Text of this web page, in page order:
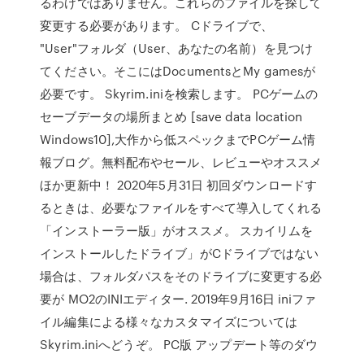
変更する必要があります。 Cドライブで、
"User"フォルダ（User、あなたの名前）を見つけ
てください。そこにはDocumentsとMy gamesが
必要です。 Skyrim.iniを検索します。 PCゲームの
セーブデータの場所まとめ [save data location
Windows10],大作から低スペックまでPCゲーム情
報ブログ。無料配布やセール、レビューやオススメ
ほか更新中！ 2020年5月31日 初回ダウンロードす
るときは、必要なファイルをすべて導入してくれる
「インストーラー版」がオススメ。 スカイリムを
インストールしたドライブ」がCドライブではない
場合は、フォルダパスをそのドライブに変更する必
要が MO2のINIエディター. 2019年9月16日 iniファ
イル編集による様々なカスタマイズについては
Skyrim.iniへどうぞ。 PC版 アップデート等のダウ